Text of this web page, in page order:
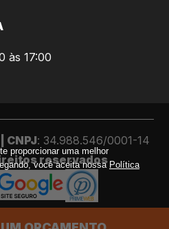
às 17:00
CNPJ: 34.988.546/0001-14
reservados
proporcionar uma melhor
você aceita nossa Política